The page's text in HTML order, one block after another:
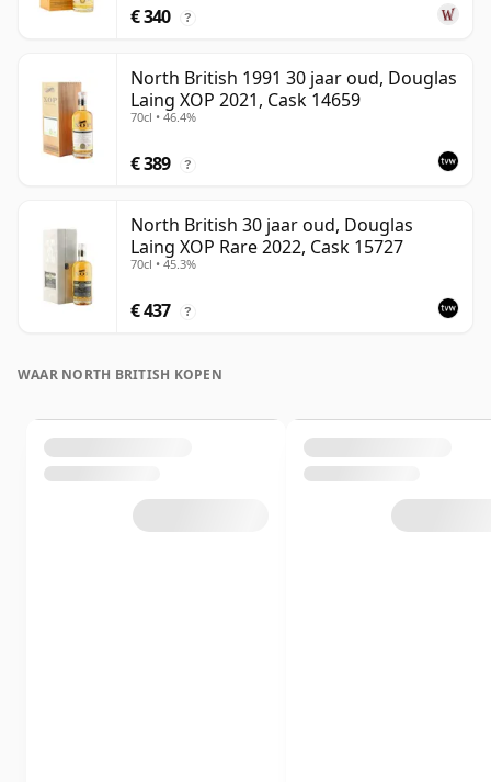
€ 340 ?
North British 1991 30 jaar oud, Douglas
Laing XOP 2021, Cask 14659
70cl • 46.4%
€ 389 ?
North British 30 jaar oud, Douglas
Laing XOP Rare 2022, Cask 15727
70cl • 45.3%
€ 437 ?
WAAR NORTH BRITISH KOPEN